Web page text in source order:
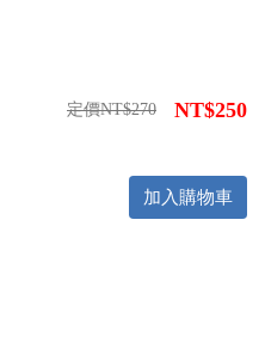
定價NT$270 NT$250
加入購物車